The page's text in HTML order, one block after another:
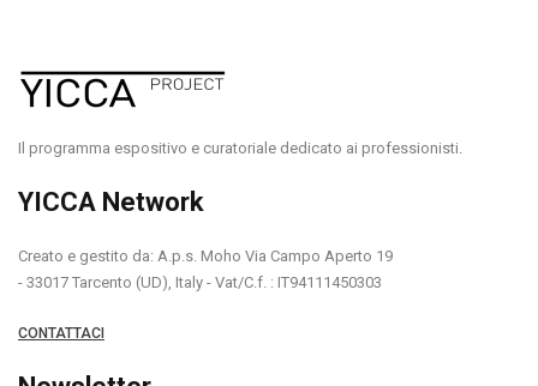
Il programma espositivo e curatoriale dedicato ai professionisti.
YICCA Network
Creato e gestito da: A.p.s. Moho Via Campo Aperto 19
- 33017 Tarcento (UD), Italy - Vat/C.f. : IT94111450303
CONTATTACI